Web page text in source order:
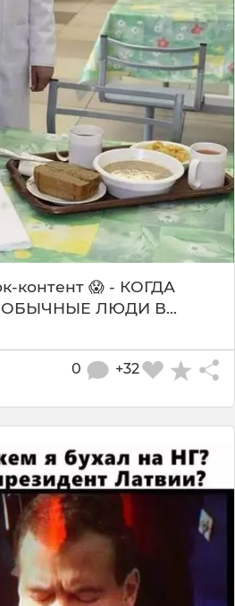
контент 😱 - КОГДА
ОБЫЧНЫЕ ЛЮДИ В...
+32
0